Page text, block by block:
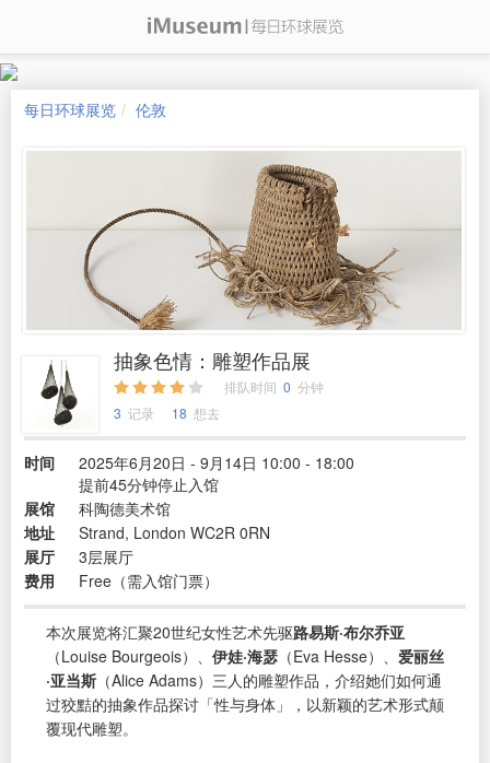
每日环球展览 伦敦
抽象色情：雕塑作品展
排队时间 0 分钟
3 记录 18 想去
时间
2025年6月20日 - 9月14日 10:00 - 18:00
提前45分钟停止入馆
展馆
科陶德美术馆
地址
Strand, London WC2R 0RN
展厅
3层展厅
费用
Free（需入馆门票）
本次展览将汇聚20世纪女性艺术先驱路易斯·布尔乔亚
（Louise Bourgeois）、 伊娃·海瑟 （Eva Hesse）、 爱丽丝
·亚当斯 （Alice Adams）三人的雕塑作品，介绍她们如何通
过狡黠的抽象作品探讨「性与身体」，以新颖的艺术形式颠
覆现代雕塑。